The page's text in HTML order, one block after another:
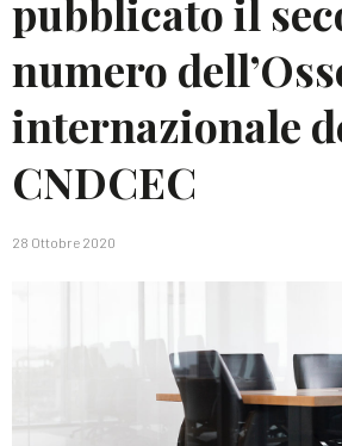
pubblicato il
numero
internazionale
CNDCEC
28 Ottobre 2020